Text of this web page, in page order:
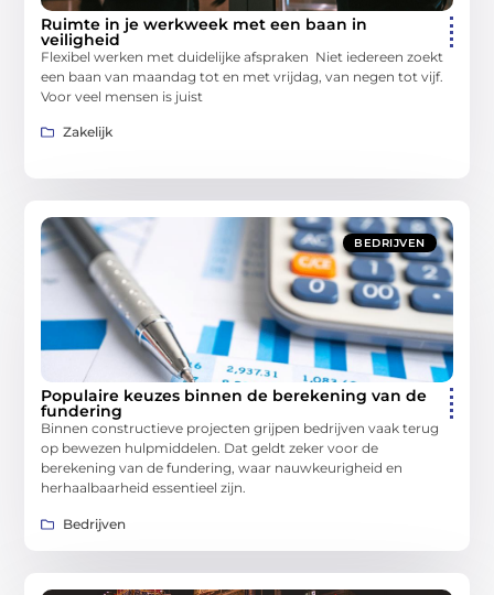
Ruimte in je werkweek met een baan in
veiligheid
Flexibel werken met duidelijke afspraken Niet iedereen zoekt
een baan van maandag tot en met vrijdag, van negen tot vijf.
Voor veel mensen is juist
Zakelijk
BEDRIJVEN
Populaire keuzes binnen de berekening van de
fundering
Binnen constructieve projecten grijpen bedrijven vaak terug
op bewezen hulpmiddelen. Dat geldt zeker voor de
berekening van de fundering, waar nauwkeurigheid en
herhaalbaarheid essentieel zijn.
Bedrijven